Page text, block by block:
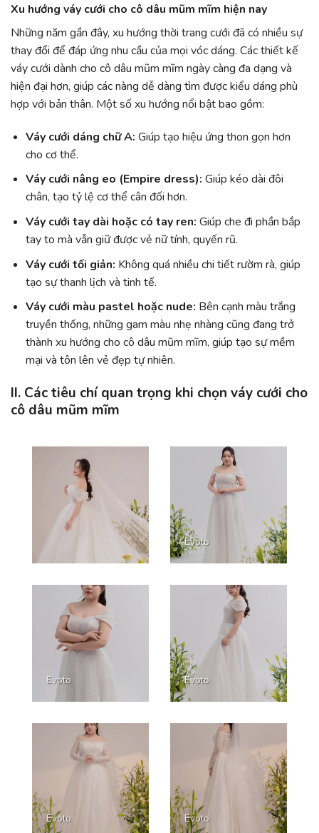
Xu hướng váy cưới cho cô dâu mũm mĩm hiện nay
Những năm gần đây, xu hướng thời trang cưới đã có nhiều sự
thay đổi để đáp ứng nhu cầu của mọi vóc dáng. Các thiết kế
váy cưới dành cho cô dâu mũm mĩm ngày càng đa dạng và
hiện đại hơn, giúp các nàng dễ dàng tìm được kiểu dáng phù
hợp với bản thân. Một số xu hướng nổi bật bao gồm:
Váy cưới dáng chữ A: Giúp tạo hiệu ứng thon gọn hơn
cho cơ thể.
Váy cưới nâng eo (Empire dress): Giúp kéo dài đôi
chân, tạo tỷ lệ cơ thể cân đối hơn.
Váy cưới tay dài hoặc có tay ren: Giúp che đi phần bắp
tay to mà vẫn giữ được vẻ nữ tính, quyến rũ.
Váy cưới tối giản: Không quá nhiều chi tiết rườm rà, giúp
tạo sự thanh lịch và tinh tế.
Váy cưới màu pastel hoặc nude: Bên cạnh màu trắng
truyền thống, những gam màu nhẹ nhàng cũng đang trở
thành xu hướng cho cô dâu mũm mĩm, giúp tạo sự mềm
mại và tôn lên vẻ đẹp tự nhiên.
II. Các tiêu chí quan trọng khi chọn váy cưới cho
cô dâu mũm mĩm
Evoto
Evoto Evoto
Evoto Evoto